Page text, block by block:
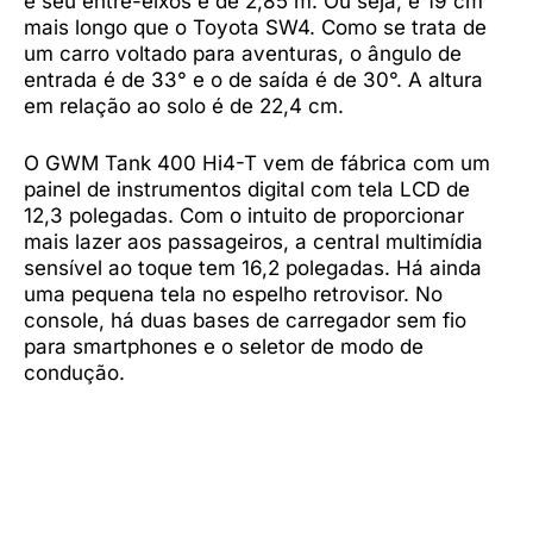
mais longo que o Toyota SW4. Como se trata de
um carro voltado para aventuras, o ângulo de
entrada é de 33° e o de saída é de 30°. A altura
em relação ao solo é de 22,4 cm.
O GWM Tank 400 Hi4-T vem de fábrica com um
painel de instrumentos digital com tela LCD de
12,3 polegadas. Com o intuito de proporcionar
mais lazer aos passageiros, a central multimídia
sensível ao toque tem 16,2 polegadas. Há ainda
uma pequena tela no espelho retrovisor. No
console, há duas bases de carregador sem fio
para smartphones e o seletor de modo de
condução.